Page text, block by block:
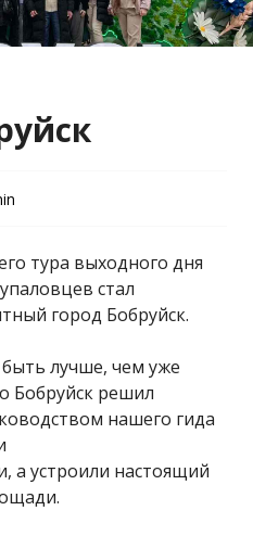
имени
тура выходного дня
стал
город Бобруйск.
лучше, чем уже
Бобруйск решил
нашего гида
а устроили настоящий